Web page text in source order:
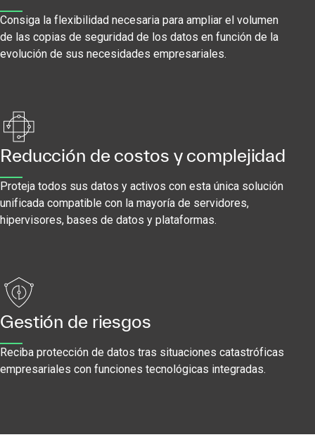
Consiga la flexibilidad necesaria para ampliar el volumen
de las copias de seguridad de los datos en función de la
evolución de sus necesidades empresariales.
Reducción de costos y complejidad
Proteja todos sus datos y activos con esta única solución
unificada compatible con la mayoría de servidores,
hipervisores, bases de datos y plataformas.
Gestión de riesgos
Reciba protección de datos tras situaciones catastróficas
empresariales con funciones tecnológicas integradas.